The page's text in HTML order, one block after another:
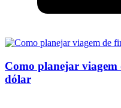
Como planejar
dólar